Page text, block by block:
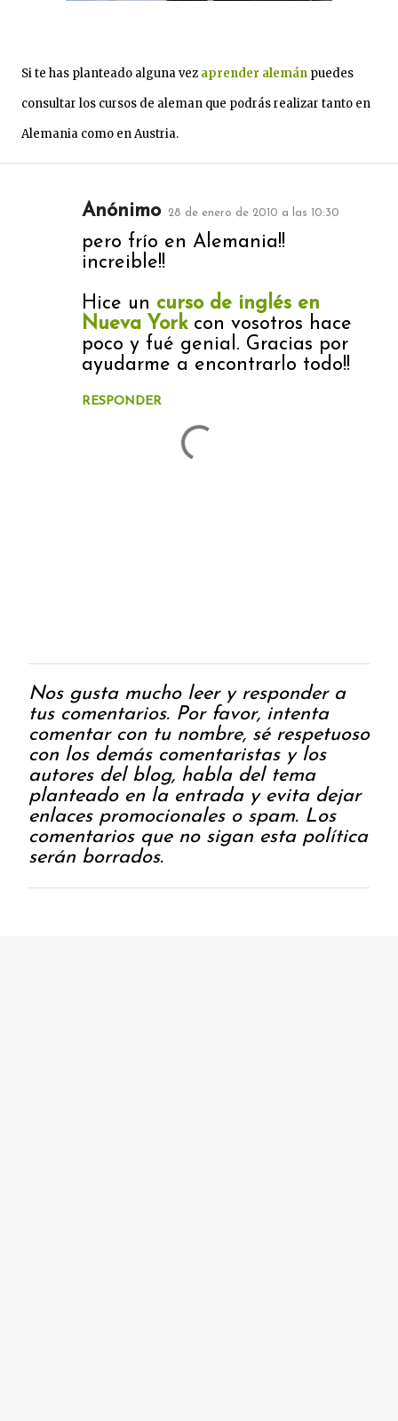
Si te has planteado alguna vez aprender alemán puedes
consultar los cursos de aleman que podrás realizar tanto en
Alemania como en Austria.
Anónimo 28 de enero de 2010 a las 10:30
pero frío en Alemania!!
increible!!
Hice un curso de inglés en
Nueva Yorkcon vosotros hace
poco y fué genial. Gracias por
ayudarme a encontrarlo todo!!
RESPONDER
P
u
b
l
i
c
a
r
u
n
Nos gusta mucho leer y responder a
tus comentarios. Por favor, intenta
comentar con tu nombre, sé respetuoso
con los demás comentaristas y los
autores del blog, habla del tema
planteado en la entrada y evita dejar
enlaces promocionales o spam. Los
comentarios que no sigan esta política
serán borrados.